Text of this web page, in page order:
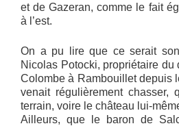
et de Gazeran, comme le fait
à l’est.
On a pu lire que ce serait
Nicolas Potocki, propriétaire du
Colombe à Rambouillet depuis
venait régulièrement chasser,
terrain, voire le château lui-
Ailleurs, que le baron de